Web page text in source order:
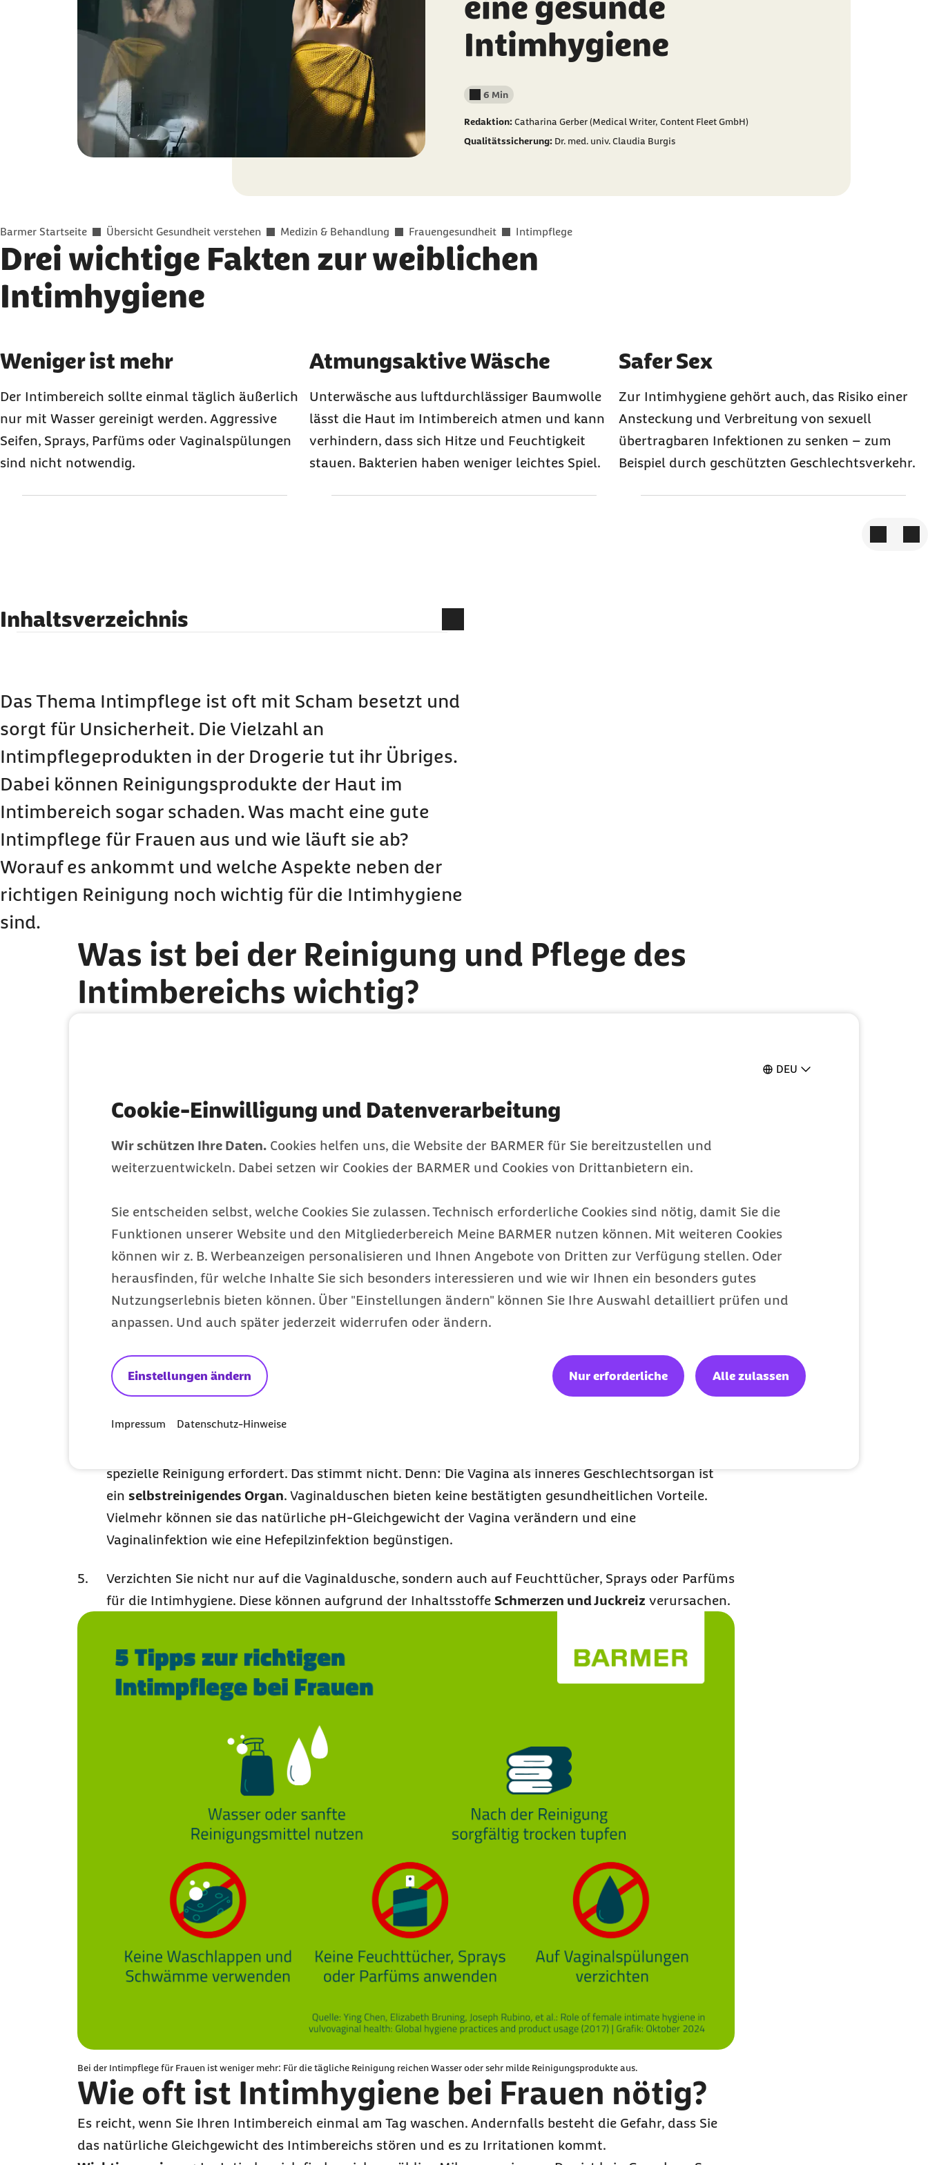
DEU
Cookie-Einwilligung und Datenverarbeitung
Wir schützen Ihre Daten. Cookies helfen uns, die Website der BARMER für Sie bereitzustellen und
weiterzuentwickeln. Dabei setzen wir Cookies der BARMER und Cookies von Drittanbietern ein.
Sie entscheiden selbst, welche Cookies Sie zulassen. Technisch erforderliche Cookies sind nötig, damit Sie die
Funktionen unserer Website und den Mitgliederbereich Meine BARMER nutzen können. Mit weiteren Cookies
können wir z. B. Werbeanzeigen personalisieren und Ihnen Angebote von Dritten zur Verfügung stellen. Oder
herausfinden, für welche Inhalte Sie sich besonders interessieren und wie wir Ihnen ein besonders gutes
Nutzungserlebnis bieten können. Über "Einstellungen ändern" können Sie Ihre Auswahl detailliert prüfen und
anpassen. Und auch später jederzeit widerrufen oder ändern.
Einstellungen ändern Nur erforderliche Alle zulassen
Impressum Datenschutz-Hinweise
Intimhygiene
Lesedauer weniger als
6 Min
Redaktion:Catharina Gerber (Medical Writer, Content Fleet GmbH)
Qualitätssicherung: Dr. med. univ. Claudia Burgis
Sie befinden sich hier:
Barmer Startseite Übersicht Gesundheit verstehen Medizin & Behandlung Frauengesundheit Intimpflege
Drei wichtige Fakten zur weiblichen
Intimhygiene
Karussell mit 3 Elementen
Element 1 von 3
Weniger ist mehr
Der Intimbereich sollte einmal täglich äußerlich
nur mit Wasser gereinigt werden. Aggressive
Seifen, Sprays, Parfüms oder Vaginalspülungen
sind nicht notwendig.
Element 2 von 3
Atmungsaktive Wäsche
Unterwäsche aus luftdurchlässiger Baumwolle
lässt die Haut im Intimbereich atmen und kann
verhindern, dass sich Hitze und Feuchtigkeit
stauen. Bakterien haben weniger leichtes Spiel.
Element 3 von 3
Safer Sex
Zur Intimhygiene gehört auch, das Risiko einer
Ansteckung und Verbreitung von sexuell
übertragbaren Infektionen zu senken – zum
Beispiel durch geschützten Geschlechtsverkehr.
Inhaltsverzeichnis
Kann Haarentfernung den Intimbereich reizen?
Was ist beim Toilettengang und während der Menstruation zu
beachten?
Welche Rolle spielt die Kleidung bei der Intimhygiene?
Die richtige Intimhygiene beim Sex
Drei Tipps für eine gesunde Sexualhygiene
Was tun bei Irritationen im Intimbereich?
Das Thema Intimpflege ist oft mit Scham besetzt und
sorgt für Unsicherheit. Die Vielzahl an
Intimpflegeprodukten in der Drogerie tut ihr Übriges.
Dabei können Reinigungsprodukte der Haut im
Intimbereich sogar schaden. Was macht eine gute
Intimpflege für Frauen aus und wie läuft sie ab?
Worauf es ankommt und welche Aspekte neben der
richtigen Reinigung noch wichtig für die Intimhygiene
sind.
Was ist bei der Reinigung und Pflege des
Intimbereichs wichtig?
sehr empfindlich.
Fünf wichtige Tipps zur Intimpflege bei Frauen
Benutzen Sie zum Waschen des Intimbereichsnur Ihre Händeund verzichten Sie auf Waschlappen
und Schwämme, um die empfindliche Haut in diesem Bereich nicht zu reizen. Möchten Sie bei der
Durchführung der Intimpflege nicht auf Waschlappen verzichten, sollten Sie diese täglich wechseln.
spezielle Reinigung erfordert. Das stimmt nicht. Denn: Die Vagina als inneres Geschlechtsorgan ist
ein selbstreinigendes Organ. Vaginalduschen bieten keine bestätigten gesundheitlichen Vorteile.
Vielmehr können sie das natürliche pH-Gleichgewicht der Vagina verändern und eine
Vaginalinfektion wie eine Hefepilzinfektion begünstigen.
Verzichten Sie nicht nur auf die Vaginaldusche, sondern auch auf Feuchttücher, Sprays oder Parfüms
für die Intimhygiene. Diese können aufgrund der Inhaltsstoffe Schmerzen und Juckreiz verursachen.
Bei der Intimpflege für Frauen ist weniger mehr: Für die tägliche Reinigung reichen Wasser oder sehr milde Reinigungsprodukte aus.
Wie oft ist Intimhygiene bei Frauen nötig?
Es reicht, wenn Sie Ihren Intimbereich einmal am Tag waschen. Andernfalls besteht die Gefahr, dass Sie
das natürliche Gleichgewicht des Intimbereichs stören und es zu Irritationen kommt.